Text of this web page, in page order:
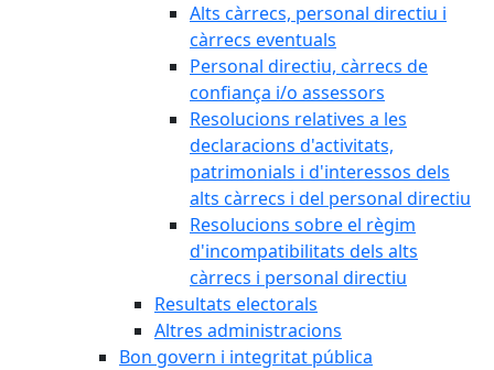
Alts càrrecs, personal directiu i
càrrecs eventuals
Personal directiu, càrrecs de
confiança i/o assessors
Resolucions relatives a les
declaracions d'activitats,
patrimonials i d'interessos dels
alts càrrecs i del personal directiu
Resolucions sobre el règim
d'incompatibilitats dels alts
càrrecs i personal directiu
Resultats electorals
Altres administracions
Bon govern i integritat pública